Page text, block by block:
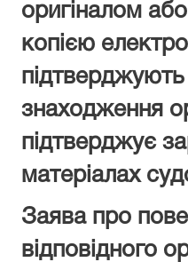
оригіналом
копією
знаходження
підтверджує
матеріалах
Заява про
відповідного